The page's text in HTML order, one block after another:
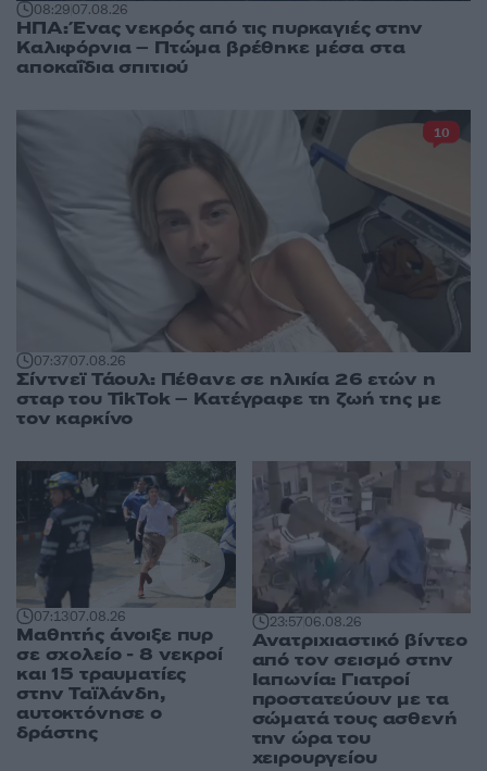
08:2907.08.26
ΗΠΑ: Ένας νεκρός από τις πυρκαγιές στην
Καλιφόρνια – Πτώμα βρέθηκε μέσα στα
αποκαΐδια σπιτιού
07:3707.08.26
Σίντνεϊ Τάουλ: Πέθανε σε ηλικία 26 ετών η
σταρ του TikTok – Kατέγραφε τη ζωή της με
τον καρκίνο
10
07:1307.08.26
Μαθητής άνοιξε πυρ
σε σχολείο - 8 νεκροί
και 15 τραυματίες
στην Ταϊλάνδη,
αυτοκτόνησε ο
δράστης
23:5706.08.26
Ανατριχιαστικό βίντεο
από τον σεισμό στην
Ιαπωνία: Γιατροί
προστατεύουν με τα
σώματά τους ασθενή
την ώρα του
χειρουργείου